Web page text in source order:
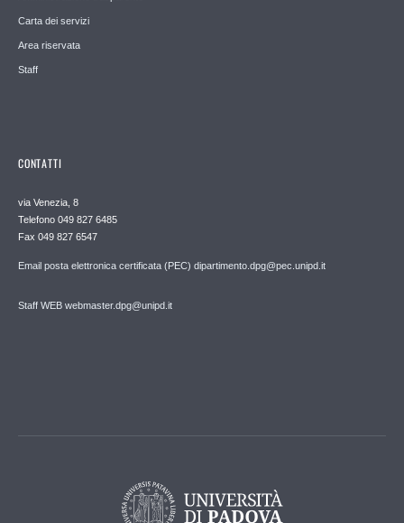
Carta dei servizi
Area riservata
Staff
CONTATTI
via Venezia, 8
Telefono 049 827 6485
Fax 049 827 6547
Email posta elettronica certificata (PEC) dipartimento.dpg@pec.unipd.it
Staff WEB webmaster.dpg@unipd.it